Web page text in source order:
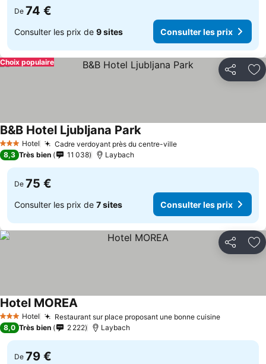
De 74 €
Consulter les prix de 9 sites Consulter les prix
Partager
Choix populaire
3 ÉtoilesHotel Cadre verdoyant près du centre-villeConsulter les prix
B&B Hotel Ljubljana ParkConsulter les prix
8,3 Très bien 11 038 Laybach
De 75 €
Consulter les prix de 7 sites Consulter les prix
Partager
3 ÉtoilesHotel Restaurant sur place proposant une bonne cuisine
Hotel MOREAConsulter les prix
8,0 Très bien 2 222 Laybach
De 79 €